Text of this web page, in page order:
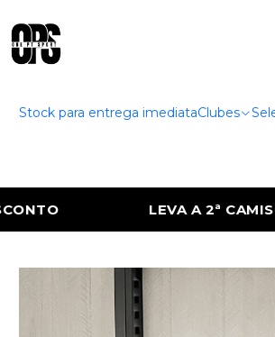
Stock para entrega imediataClubes
COM 50% DE DESCONTO